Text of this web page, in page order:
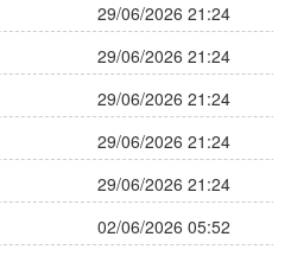
29/06/2026 21:24
29/06/2026 21:24
29/06/2026 21:24
29/06/2026 21:24
29/06/2026 21:24
02/06/2026 05:52